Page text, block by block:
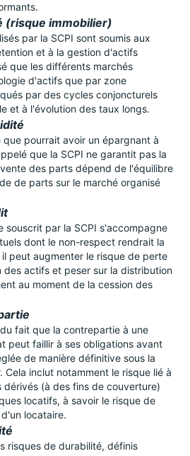
(risque immobilier)
par la SCPI sont soumis aux
et à la gestion d'actifs
que les différents marchés
d'actifs que par zone
par des cycles conjoncturels
et à l'évolution des taux longs.
pourrait avoir un épargnant à
que la SCPI ne garantit pas la
des parts dépend de l'équilibre
de parts sur le marché organisé
souscrit par la SCPI s'accompagne
dont le non-respect rendrait la
peut augmenter le risque de perte
des actifs et peser sur la distribution
au moment de la cession des
fait que la contrepartie à une
peut faillir à ses obligations avant
de manière définitive sous la
inclut notamment le risque lié à
dérivés (à des fins de couverture)
locatifs, à savoir le risque de
locataire.
risques de durabilité, définis